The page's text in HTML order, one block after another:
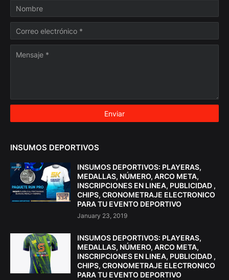
INSUMOS DEPORTIVOS
INSUMOS DEPORTIVOS: PLAYERAS,
MEDALLAS, NÚMERO, ARCO META,
INSCRIPCIONES EN LINEA, PUBLICIDAD ,
CHIPS, CRONOMETRAJE ELECTRONICO
PARA TU EVENTO DEPORTIVO
January 23, 2019
INSUMOS DEPORTIVOS: PLAYERAS,
MEDALLAS, NÚMERO, ARCO META,
INSCRIPCIONES EN LINEA, PUBLICIDAD ,
CHIPS, CRONOMETRAJE ELECTRONICO
PARA TU EVENTO DEPORTIVO